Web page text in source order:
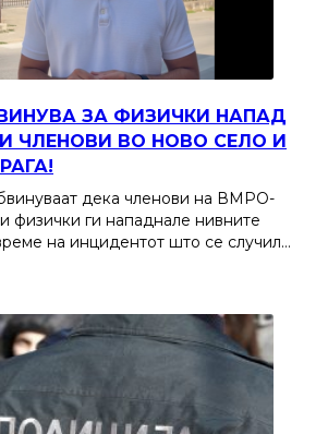
ЗА ФИЗИЧКИ НАПАД
ЧЛЕНОВИ ВО НОВО СЕЛО И
дека членови на ВМРО-
ги нападнале нивните
на инцидентот што се случил…